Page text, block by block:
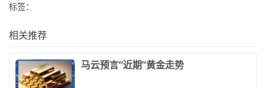
标签：
相关推荐
​马云预言“近期”黄金走势